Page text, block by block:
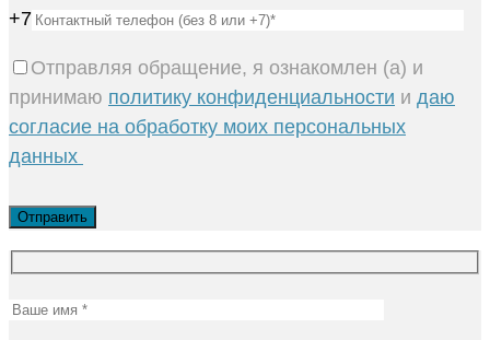
+7
Отправляя обращение, я ознакомлен (а) и
принимаю политику конфиденциальности и даю
согласие на обработку моих персональных
данных